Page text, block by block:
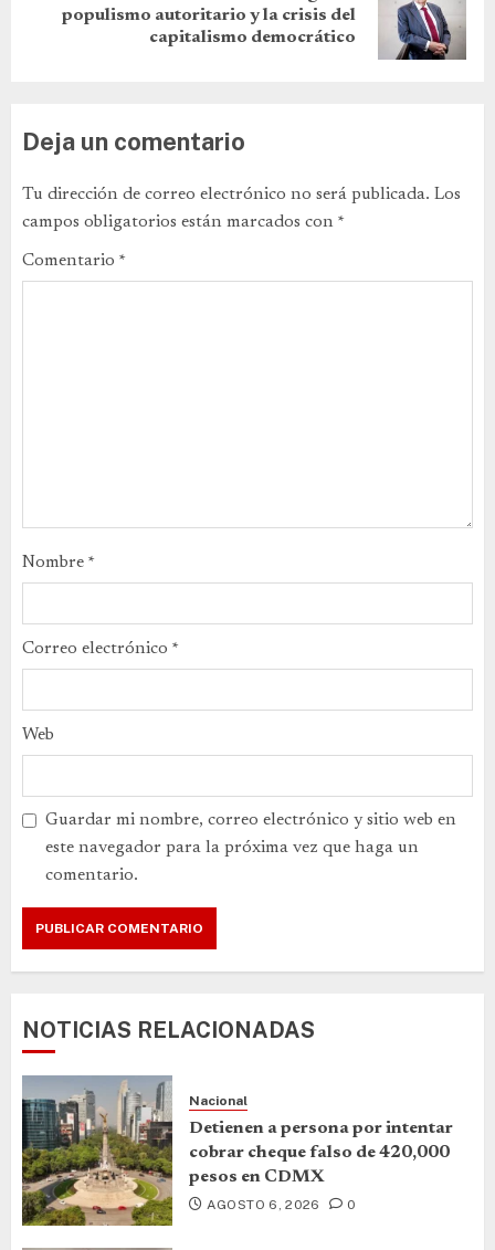
populismo autoritario y la crisis del
capitalismo democrático
Deja un comentario
Tu dirección de correo electrónico no será publicada. Los
campos obligatorios están marcados con *
Comentario *
Nombre *
Correo electrónico *
Web
Guardar mi nombre, correo electrónico y sitio web en
este navegador para la próxima vez que haga un
comentario.
NOTICIAS RELACIONADAS
Nacional
Detienen a persona por intentar
cobrar cheque falso de 420,000
pesos en CDMX
AGOSTO 6, 2026 0